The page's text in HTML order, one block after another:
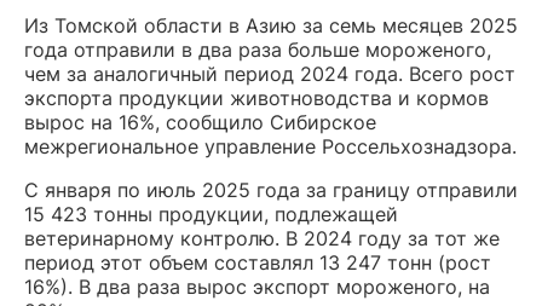
Из Томской области в Азию за семь месяцев 2025
года отправили в два раза больше мороженого,
чем за аналогичный период 2024 года. Всего рост
экспорта продукции животноводства и кормов
вырос на 16%, сообщило Сибирское
межрегиональное управление Россельхознадзора.
С января по июль 2025 года за границу отправили
15 423 тонны продукции, подлежащей
ветеринарному контролю. В 2024 году за тот же
период этот объем составлял 13 247 тонн (рост
16%). В два раза вырос экспорт мороженого, на